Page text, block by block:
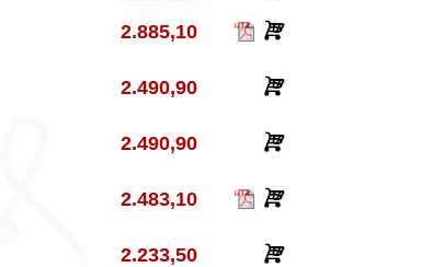
2.885,10
2.490,90
2.490,90
2.483,10
2.233,50